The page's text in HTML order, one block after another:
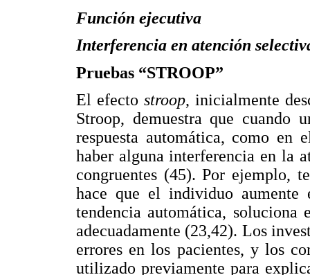
Función ejecutiva
Interferencia en atención
Pruebas “STROOP”
El efecto stroop, inicialmente
Stroop, demuestra que cuando
respuesta automática, como en
haber alguna interferencia en la
congruentes (45). Por ejemplo,
hace que el individuo
tendencia automática,
adecuadamente (23,42). Los
errores en los pacientes, y los
utilizado previamente para